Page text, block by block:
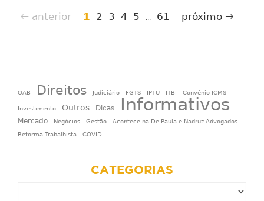
← anterior 1 2 3 4 5 ... 61 próximo →
OAB Direitos Judiciário FGTS IPTU ITBI Convênio ICMS
Investimento Outros Dicas Informativos
Mercado Negócios Gestão
Acontece na De Paula e Nadruz Advogados
Reforma Trabalhista
COVID
CATEGORIAS